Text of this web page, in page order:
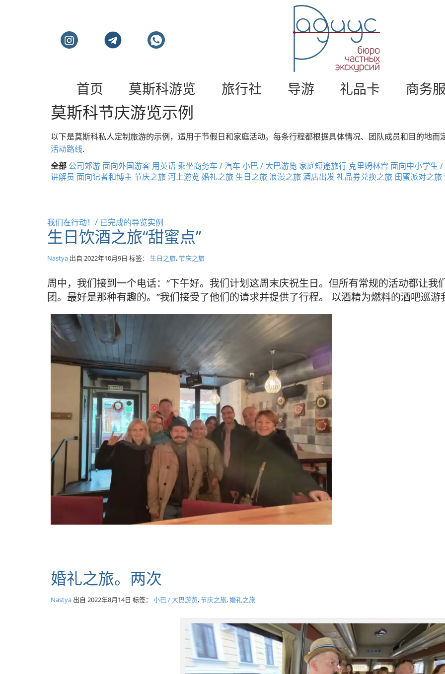
莫
斯
科
游
。
莫
导
游
半
径
首页 莫斯科游览 旅行社 导游 礼品卡 商务
莫斯科私人旅游和导游
莫斯科节庆游览示例
以下是莫斯科私人定制旅游的示例，适用于节假日和家庭活动。每条行程都根据具体情况、团队成员和目的地
活动路线.
全部 公司郊游 面向外国游客 用英语 乘坐商务车 / 汽车 小巴 / 大巴游览 家庭短途旅行 克里姆林宫 面向中小学生
讲解员 面向记者和博主 节庆之旅河上游览 婚礼之旅 生日之旅 浪漫之旅酒店出发 礼品券兑换之旅 闺蜜派对之旅
我们在行动！/ 已完成的导览实例
生日饮酒之旅“甜蜜点”
Nastya出自 2022年10月9日 标签： 生日之旅,节庆之旅
周中，我们接到一个电话：“下午好。我们计划这周末庆祝生日。但所有常规的活动都让
团。最好是那种有趣的。”我们接受了他们的请求并提供了行程。 以酒精为燃料的酒吧巡
婚礼之旅。两次
Nastya 出自 2022年8月14日 标签： 小巴 / 大巴游览,节庆之旅,婚礼之旅